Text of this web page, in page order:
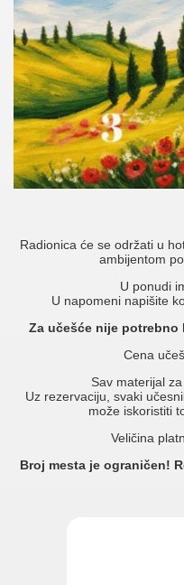
Radionica će se održati u
ambijentom
U ponudi
U napomeni napišite
Za učešće nije
Cena
Sav materijal
Uz rezervaciju, svaki
može iskoristiti
Veličina
Broj mesta je ograničen!